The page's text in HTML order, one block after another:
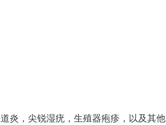
炎，尖锐湿疣，生殖器疱疹，以及其他